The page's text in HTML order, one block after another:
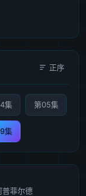
正序
集 第05集
集
普菲尔德